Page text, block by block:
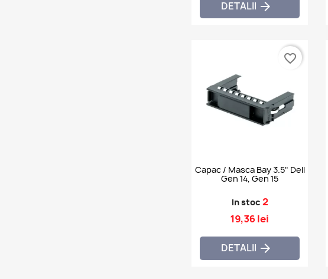
DETALII 
Capac / Masca Bay 3.5" Dell
Gen 14, Gen 15
In stoc 2
19,36 lei
DETALII 
favorite_border